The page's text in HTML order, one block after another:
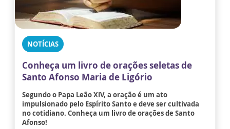
NOTÍCIAS
Conheça um livro de orações seletas de
Santo Afonso Maria de Ligório
Segundo o Papa Leão XIV, a oração é um ato
impulsionado pelo Espírito Santo e deve ser cultivada
no cotidiano. Conheça um livro de orações de Santo
Afonso!